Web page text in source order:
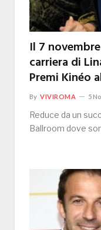
Il 7
carriera di
Premi Kinéo
By VIVIROMA 5
Reduce da un
Ballroom dove